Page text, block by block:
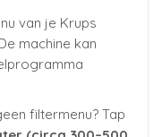
van je Krups
machine kan
filtermenu? Tap